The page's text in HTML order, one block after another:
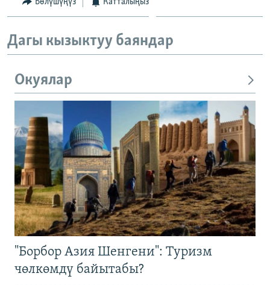
Дагы кызыктуу баяндар
Окуялар
"Борбор Азия Шенгени": Туризм
чөлкөмдү байытабы?